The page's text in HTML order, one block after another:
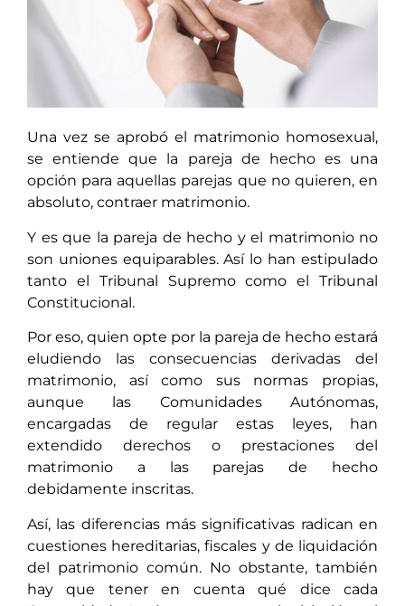
Una vez se aprobó el matrimonio homosexual,
se entiende que la pareja de hecho es una
opción para aquellas parejas que no quieren, en
absoluto, contraer matrimonio.
Y es que la pareja de hecho y el matrimonio no
son uniones equiparables. Así lo han estipulado
tanto el Tribunal Supremo como el Tribunal
Constitucional.
Por eso, quien opte por la pareja de hecho estará
eludiendo las consecuencias derivadas del
matrimonio, así como sus normas propias,
aunque las Comunidades Autónomas,
encargadas de regular estas leyes, han
extendido derechos o prestaciones del
matrimonio a las parejas de hecho
debidamente inscritas.
Así, las diferencias más significativas radican en
cuestiones hereditarias, fiscales y de liquidación
del patrimonio común. No obstante, también
hay que tener en cuenta qué dice cada